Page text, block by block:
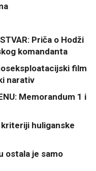
Priča o Hodži
komandanta
film
narativ
Memorandum 1 i
kriteriji huliganske
ostala je samo